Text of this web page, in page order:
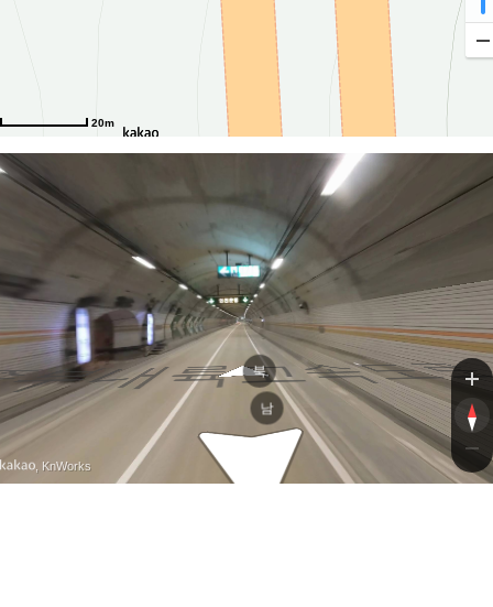
20m
내륙고속도
내륙고속도
북
남
, KnWorks